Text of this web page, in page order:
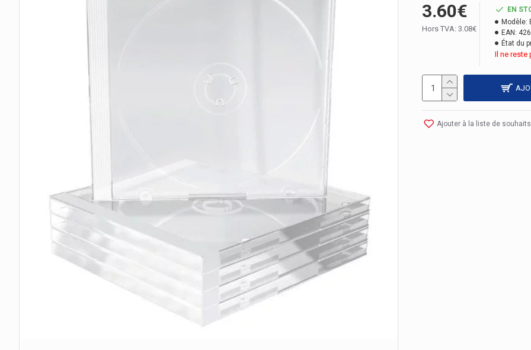
3.60€
Hors TVA: 3.08€
EN
Modèle:
EAN:
État du
Il ne reste
Ajouter à la liste de souhaits